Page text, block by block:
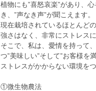
植物にも”喜怒哀楽”があり、
き、”声なき声”が聞こえます。
現在栽培されているほとんど
強さはなく、非常にストレス
そこで、私は、愛情を持って
つ”美味しい”そして”お客様を
ストレスがかからない環境を
①微生物農法